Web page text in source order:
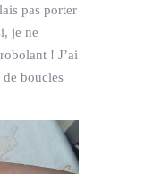
pas porter
je ne
! J’ai
boucles